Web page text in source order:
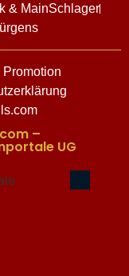
& MainSchlager
Promotion
–
UG​